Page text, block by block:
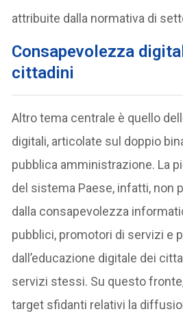
attribuite dalla normativa di
Consapevolezza
cittadini
Altro tema centrale è quello
digitali, articolate sul doppio
pubblica amministrazione. La
del sistema Paese, infatti, non
dalla consapevolezza
pubblici, promotori di servizi e
dall’educazione digitale dei
servizi stessi. Su questo
target sfidanti relativi la